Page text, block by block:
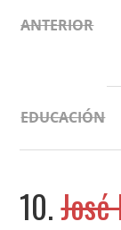
ANTERIOR
EDUCACIÓN
10.